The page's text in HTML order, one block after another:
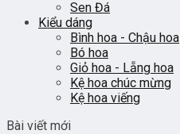
Sen Đá
Kiểu dáng
Bình hoa - Chậu hoa
Bó hoa
Giỏ hoa - Lẵng hoa
Kệ hoa chúc mừng
Kệ hoa viếng
Bài viết mới